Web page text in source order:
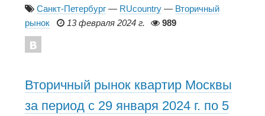
Санкт-Петербург — RUcountry — Вторичный
рынок
13 февраля 2024 г. 989
Вторичный рынок квартир Москвы
за период с 29 января 2024 г. по 5